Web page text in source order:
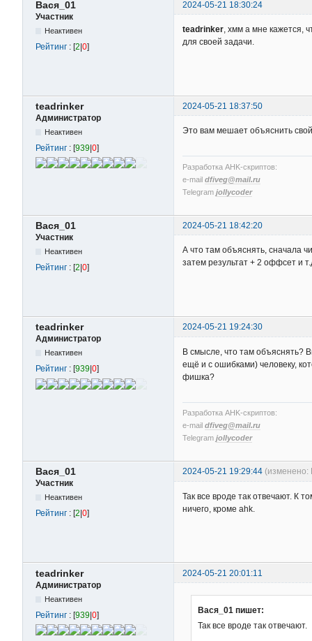
Вася_01
2024-05-21 18:30:24
Участник
Неактивен
Рейтинг : [2 0]
teadrinker, хмм а мне кажется,
для своей задачи.
teadrinker
2024-05-21 18:37:50
Администратор
Неактивен
Рейтинг : [939 0]
Это вам мешает объяснить
Разработка AHK-скриптов:
e-mail dfiveg@mail.ru
Telegram jollycoder
Вася_01
2024-05-21 18:42:20
Участник
Неактивен
Рейтинг : [2 0]
А что там объяснять, сначала
затем результат + 2 оффсет и
teadrinker
2024-05-21 19:24:30
Администратор
Неактивен
Рейтинг : [939 0]
В смысле, что там объяснять?
ещё и с ошибками) человеку,
фишка?
Разработка AHK-скриптов:
e-mail dfiveg@mail.ru
Telegram jollycoder
Вася_01 2024-05-21 19:29:44 (изменено:
Участник
Неактивен
Рейтинг : [2 0]
Так все вроде так отвечают. К
ничего, кроме ahk.
teadrinker
2024-05-21 20:01:11
Администратор
Неактивен
Рейтинг : [939|0]
Вася_01 пишет:
Так все вроде так отвечают.